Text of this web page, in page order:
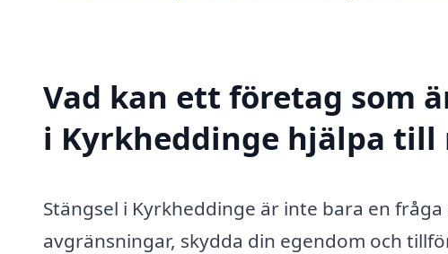
Vad kan ett företag som
i Kyrkheddinge hjälpa till
Stängsel i Kyrkheddinge är inte bara en
avgränsningar, skydda din egendom och